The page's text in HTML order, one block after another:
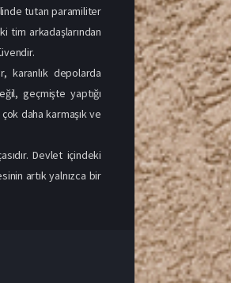
tutan paramiliter
tim arkadaşlarından
karanlık depolarda
geçmişte yaptığı
daha karmaşık ve
Devlet içindeki
artık yalnızca bir